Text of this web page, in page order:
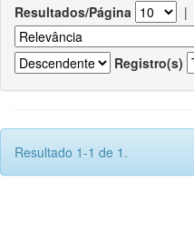
Resultados/Página |
Registro(s)
Resultado 1-1 de 1.